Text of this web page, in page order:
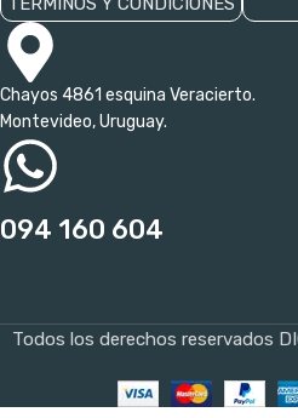
Chayos 4861 esquina Veracierto.
Montevideo, Uruguay.
094 160 604
Todos los derechos reservados